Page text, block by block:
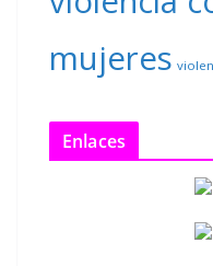
mujeres
Enlaces